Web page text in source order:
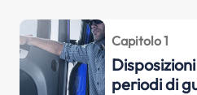
Capitolo 1
periodi di